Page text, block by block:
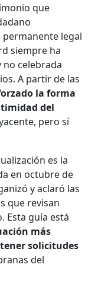
que
legal
siempre ha
no celebrada
A partir de las
la forma
del
pero sí
es la
en octubre de
y aclaró las
que revisan
Esta guía está
más
solicitudes
del